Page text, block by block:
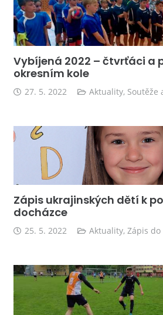
Vybíjená 2022 – čtvrťáci a
okresním kole
27. 5. 2022 Aktuality, Soutěže
Zápis ukrajinských dětí k
docházce
25. 5. 2022 Aktuality,Zápis